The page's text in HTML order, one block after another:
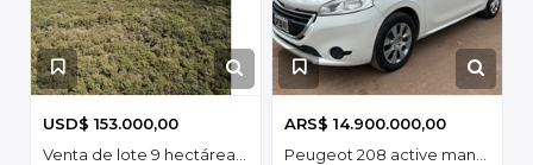
USD$ 153.000,00
ARS$ 14.900.000,00